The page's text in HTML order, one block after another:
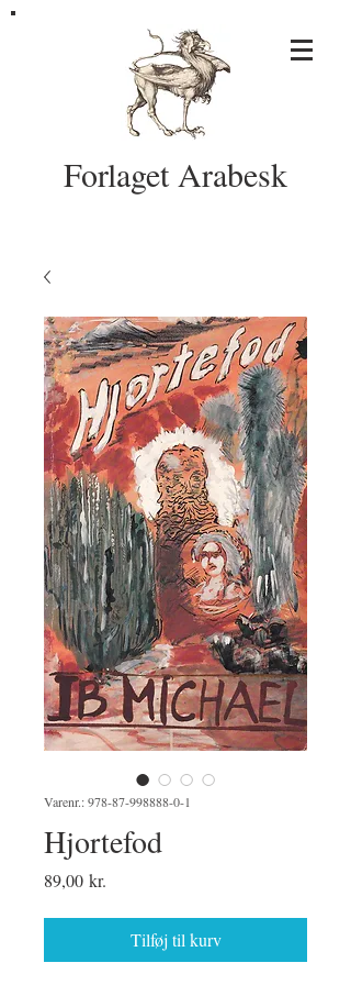
Forlaget Arabesk
Varenr.: 978-87-998888-0-1
Hjortefod
89,00 kr.
Tilføj til kurv